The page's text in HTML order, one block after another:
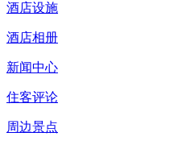
酒店设施
酒店相册
新闻中心
住客评论
周边景点